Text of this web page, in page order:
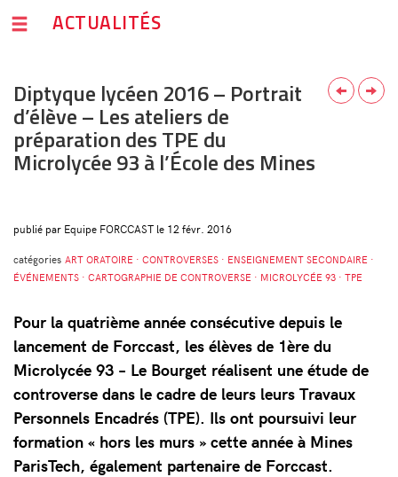
ACTUALITÉS
Diptyque lycéen 2016 – Portrait
d’élève – Les ateliers de
préparation des TPE du
Microlycée 93 à l’École des Mines
publié par Equipe FORCCAST le 12 févr. 2016
catégories ART ORATOIRE · CONTROVERSES · ENSEIGNEMENT SECONDAIRE ·
ÉVÉNEMENTS · CARTOGRAPHIE DE CONTROVERSE · MICROLYCÉE 93 · TPE
Pour la quatrième année consécutive depuis le
lancement de Forccast, les élèves de 1ère du
Microlycée 93 – Le Bourget réalisent une étude de
controverse dans le cadre de leurs leurs Travaux
Personnels Encadrés (TPE). Ils ont poursuivi leur
formation « hors les murs » cette année à Mines
ParisTech, également partenaire de Forccast.